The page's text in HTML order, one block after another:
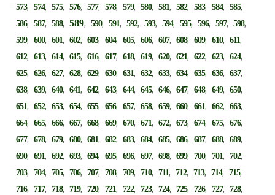
573,574,575,576,577,578,579,580,581,582,583,584,585,
586,587,588,589,590,591,592,593,594,595,596,597,598,
599,600,601,602,603,604,605,606,607,608,609,610,611,
612,613,614,615,616,617,618,619,620,621,622,623,624,
625,626,627,628,629,630,631,632,633,634,635,636,637,
638,639,640,641,642,643,644,645,646,647,648,649,650,
651,652,653,654,655,656,657,658,659,660,661,662,663,
664,665,666,667,668,669,670,671,672,673,674,675,676,
677,678,679,680,681,682,683,684,685,686,687,688,689,
690,691,692,693,694,695,696,697,698,699,700,701,702,
703,704,705,706,707,708,709,710,711,712,713,714,715,
716,717,718,719,720,721,722,723,724,725,726,727,728,